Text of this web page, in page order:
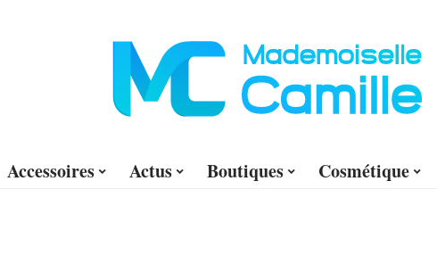
Accessoires Actus Boutiques Cosmétique